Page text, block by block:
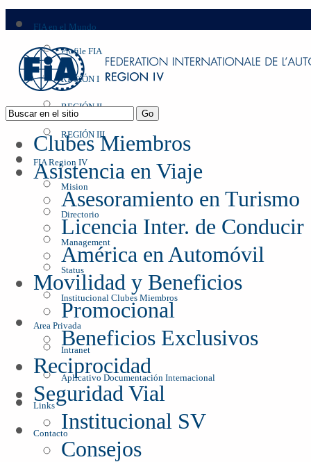
FIA en el Mundo
Profile FIA
REGIÓN I
REGIÓN II
REGIÓN III
FIA Region IV
Mision
Directorio
Management
Status
Institucional Clubes Miembros
Area Privada
Intranet
Aplicativo Documentación Internacional
Links
Contacto
Clubes Miembros
Asistencia en Viaje
Asesoramiento en Turismo
Licencia Inter. de Conducir
América en Automóvil
Movilidad y Beneficios
Promocional
Beneficios Exclusivos
Reciprocidad
Seguridad Vial
Institucional SV
Consejos